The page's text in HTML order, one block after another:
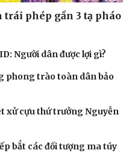
trái phép gần 3 tạ pháo
Người dân được lợi gì?
phong trào toàn dân bảo
xử cựu thứ trưởng Nguyễn
bắt các đối tượng ma túy